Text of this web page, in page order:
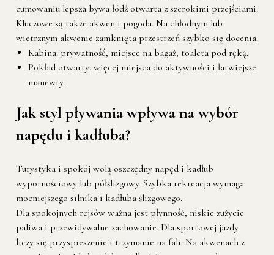
cumowaniu lepsza bywa łódź otwarta z szerokimi przejściami.
Kluczowe są także akwen i pogoda. Na chłodnym lub
wietrznym akwenie zamknięta przestrzeń szybko się docenia.
Kabina: prywatność, miejsce na bagaż, toaleta pod ręką.
Pokład otwarty: więcej miejsca do aktywności i łatwiejsze
manewry.
Jak styl pływania wpływa na wybór
napędu i kadłuba?
Turystyka i spokój wolą oszczędny napęd i kadłub
wypornościowy lub półślizgowy. Szybka rekreacja wymaga
mocniejszego silnika i kadłuba ślizgowego.
Dla spokojnych rejsów ważna jest płynność, niskie zużycie
paliwa i przewidywalne zachowanie. Dla sportowej jazdy
liczy się przyspieszenie i trzymanie na fali. Na akwenach z